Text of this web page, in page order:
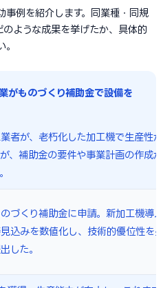
事例を紹介します。同業種・同規
ような成果を挙げたか、具体的
がものづくり補助金で設備を
者が、老朽化した加工機で生産性
、補助金の要件や事業計画の作成
づくり補助金に申請。新加工機導
込みを数値化し、技術的優位性を
した。